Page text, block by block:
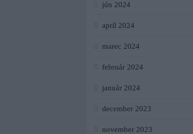
jún 2024
apríl 2024
marec 2024
február 2024
január 2024
december 2023
november 2023